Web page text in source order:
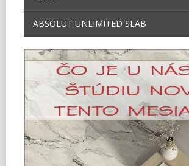
ABSOLUT UNLIMITED SLAB